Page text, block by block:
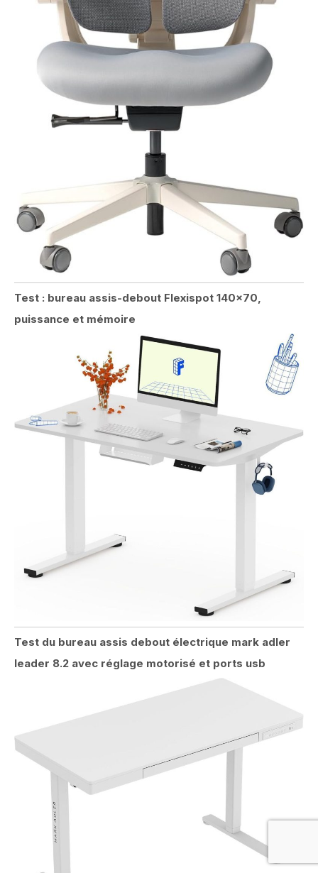
Test : bureau assis-debout Flexispot 140×70,
puissance et mémoire
Test du bureau assis debout électrique mark adler
leader 8.2 avec réglage motorisé et ports usb